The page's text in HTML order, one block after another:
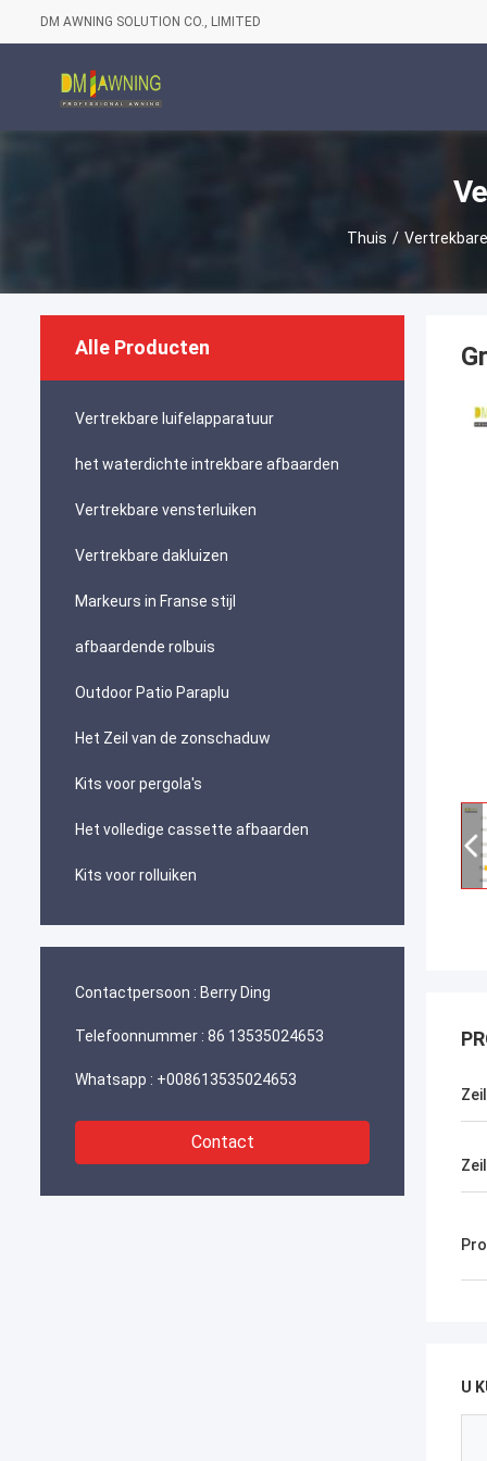
DM AWNING SOLUTION CO., LIMITED
Thuis /
Alle Producten
Vertrekbare luifelapparatuur
het waterdichte intrekbare afbaarden
Vertrekbare vensterluiken
Vertrekbare dakluizen
Markeurs in Franse stijl
afbaardende rolbuis
Outdoor Patio Paraplu
Het Zeil van de zonschaduw
Kits voor pergola's
Het volledige cassette afbaarden
Kits voor rolluiken
Contactpersoon : Berry Ding
Telefoonnummer : 86 13535024653
Whatsapp : +008613535024653
Contact
U